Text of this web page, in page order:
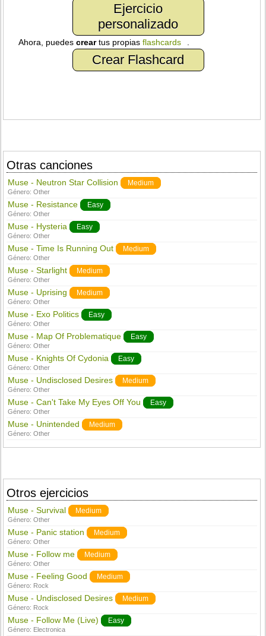
Ejercicio
personalizado
Ahora, puedescreartus propiasflashcards
Crear Flashcard
Otras canciones
Muse - Neutron Star Collision Medium
Género:Other
Muse - Resistance Easy
Género:Other
Muse - Hysteria Easy
Género:Other
Muse - Time Is Running Out Medium
Género:Other
Muse - Starlight Medium
Género:Other
Muse - Uprising Medium
Género:Other
Muse - Exo Politics Easy
Género:Other
Muse - Map Of Problematique Easy
Género:Other
Muse - Knights Of Cydonia Easy
Género:Other
Muse - Undisclosed Desires Medium
Género:Other
Muse - Can't Take My Eyes Off You Easy
Género:Other
Muse - Unintended Medium
Género:Other
Otros ejercicios
Muse - Survival Medium
Género:Other
Muse - Panic station Medium
Género:Other
Muse - Follow me Medium
Género:Other
Muse - Feeling Good Medium
Género: Rock
Muse - Undisclosed Desires Medium
Género: Rock
Muse - Follow Me (Live) Easy
Género: Electronica